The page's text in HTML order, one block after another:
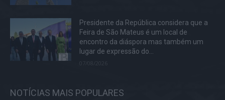
Presidente da República considera que a
Feira de São Mateus é um local de
encontro da diáspora mas também um
lugar de expressão do...
07/08/2026
NOTÍCIAS MAIS POPULARES